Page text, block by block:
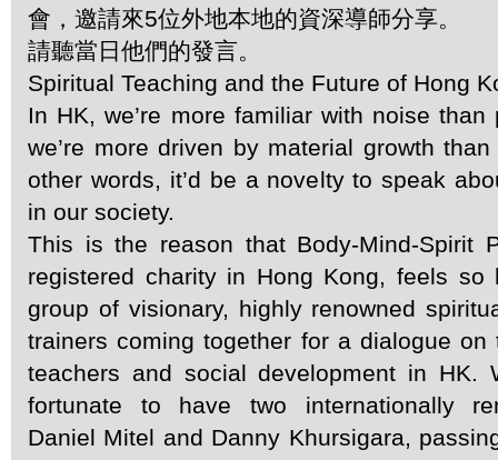
會，邀請來5位外地本地的資深導師分享。
請聽當日他們的發言。
Spiritual Teaching and the Future of Hong
In HK, we’re more familiar with noise
we’re more driven by material growth
other words, it’d be a novelty to speak
in our society.
This is the reason that Body-Mind-Spirit
registered charity in Hong Kong, feels so
group of visionary, highly renowned
trainers coming together for a dialogue
teachers and social development in HK.
fortunate to have two internationally
Daniel Mitel and Danny Khursigara,